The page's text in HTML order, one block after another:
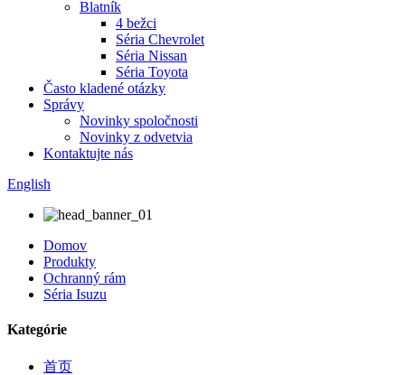
Blatník
4 bežci
Séria Chevrolet
Séria Nissan
Séria Toyota
Často kladené otázky
Správy
Novinky spoločnosti
Novinky z odvetvia
Kontaktujte nás
English
Domov
Produkty
Ochranný rám
Séria Isuzu
Kategórie
首页